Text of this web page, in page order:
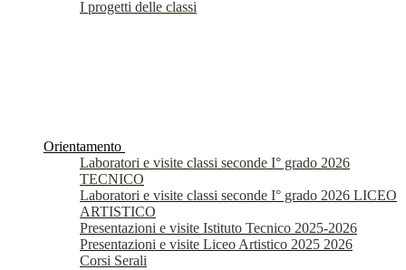
I progetti delle classi
Orientamento
Laboratori e visite classi seconde I° grado 2026
TECNICO
Laboratori e visite classi seconde I° grado 2026 LICEO
ARTISTICO
Presentazioni e visite Istituto Tecnico 2025-2026
Presentazioni e visite Liceo Artistico 2025 2026
Corsi Serali